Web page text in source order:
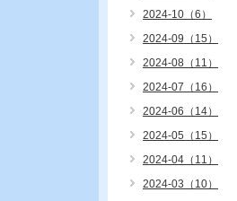
2024-10（6）
2024-09（15）
2024-08（11）
2024-07（16）
2024-06（14）
2024-05（15）
2024-04（11）
2024-03（10）